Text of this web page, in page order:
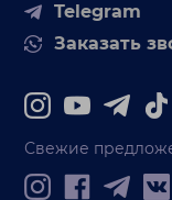
Telegram
Заказать
Свежие